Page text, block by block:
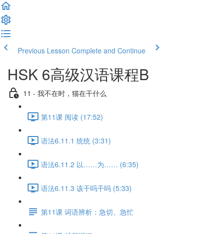
Previous Lesson Complete and Continue
HSK 6高级汉语课程B
11 - 我不在时，猫在干什么
第11课 阅读 (17:52)
语法6.11.1 统统 (3:31)
语法6.11.2 以……为…… (6:35)
语法6.11.3 该干吗干吗 (5:33)
第11课 词语辨析：急切、急忙